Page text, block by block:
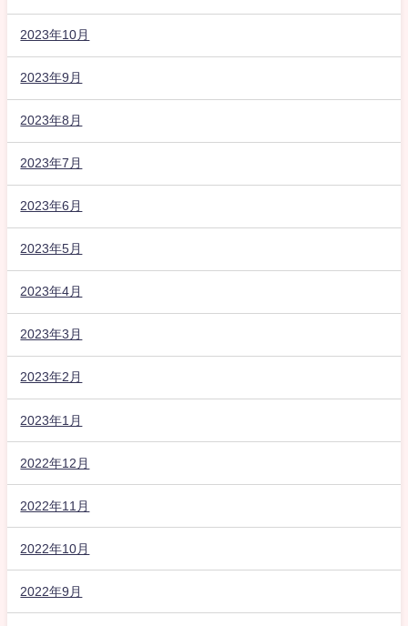
2023年10月
2023年9月
2023年8月
2023年7月
2023年6月
2023年5月
2023年4月
2023年3月
2023年2月
2023年1月
2022年12月
2022年11月
2022年10月
2022年9月